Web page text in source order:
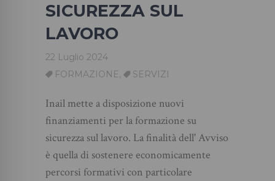
SICUREZZA SUL
LAVORO
22 Luglio 2024
FORMAZIONE, SERVIZI
Inail mette a disposizione nuovi
finanziamenti per la formazione su
sicurezza sul lavoro. La finalità dell' Avviso
è quella di sostenere economicamente
percorsi formativi con particolare